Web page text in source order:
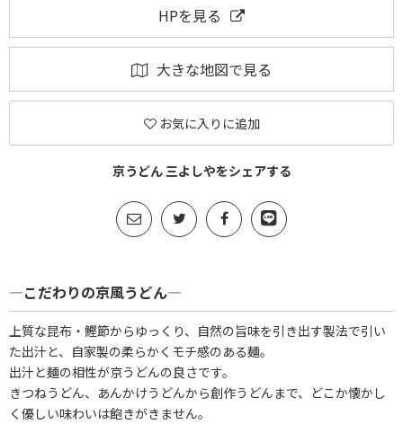
HPを見る
大きな地図で見る
お気に入りに追加
京うどん 三よしやをシェアする
―こだわりの京風うどん―
上質な昆布・鰹節からゆっくり、自然の旨味を引き出す製法で引い
た出汁と、自家製の柔らかくモチ感のある麺。
出汁と麺の相性が京うどんの良さです。
きつねうどん、あんかけうどんから創作うどんまで、どこか懐かし
く優しい味わいは飽きがきません。